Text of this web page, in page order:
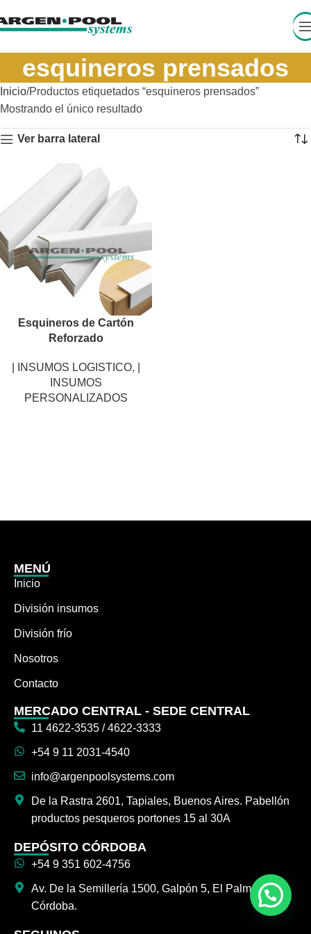
esquineros prensados
Inicio Productos etiquetados “esquineros prensados”
Mostrando el único resultado
Ver barra lateral
Esquineros de Cartón
Reforzado
| INSUMOS LOGISTICO,
INSUMOS
PERSONALIZADOS
MENÚ
Inicio
División insumos
División frío
Nosotros
Contacto
MERCADO CENTRAL - SEDE CENTRAL
11 4622-3535 / 4622-3333
+54 9 11 2031-4540
info@argenpoolsystems.com
De la Rastra 2601, Tapiales, Buenos Aires. Pabellón
productos pesqueros portones 15 al 30A
DEPÓSITO CÓRDOBA
+54 9 351 602-4756
Av. De la Semillería 1500, Galpón 5, El Palmar,
Córdoba.